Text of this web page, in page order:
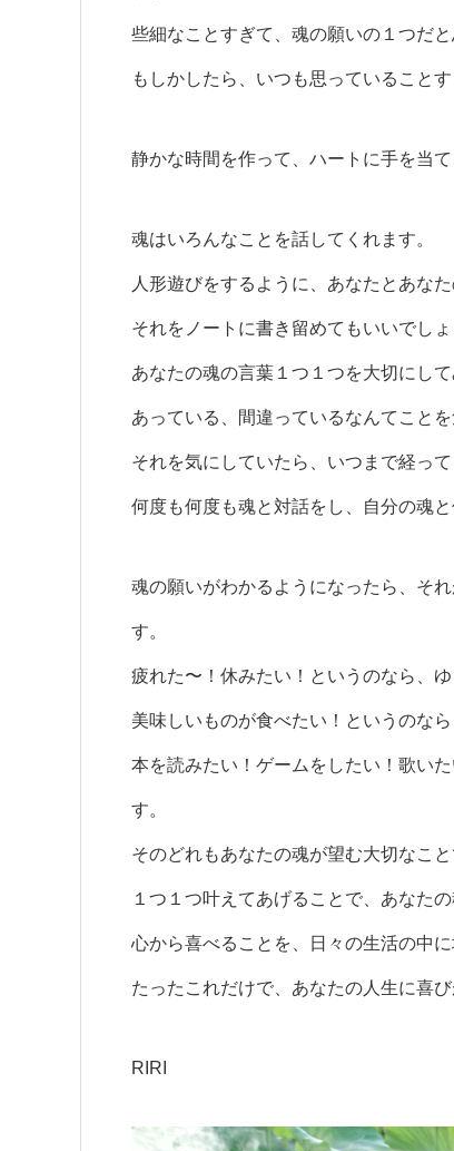
些細なことすぎて、魂の願いの１つだ
もしかしたら、いつも思っていること
静かな時間を作って、ハートに手を当
魂はいろんなことを話してくれます。
人形遊びをするように、あなたとあなた
それをノートに書き留めてもいいでしょ
あなたの魂の言葉１つ１つを大切にして
あっている、間違っているなんてこと
それを気にしていたら、いつまで経っ
何度も何度も魂と対話をし、自分の魂と
魂の願いがわかるようになったら、そ
す。
疲れた〜！休みたい！というのなら、
美味しいものが食べたい！というのな
本を読みたい！ゲームをしたい！歌い
す。
そのどれもあなたの魂が望む大切なこと
１つ１つ叶えてあげることで、あなた
心から喜べることを、日々の生活の中
たったこれだけで、あなたの人生に喜
RIRI